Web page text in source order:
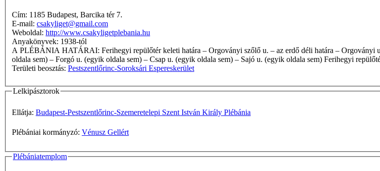
Cím: 1185 Budapest, Barcika tér 7.
E-mail: csakyliget@gmail.com
Weboldal: http://www.csakyligetplebania.hu
Anyakönyvek: 1938-tól
A PLÉBÁNIA HATÁRAI: Ferihegyi repülőtér keleti határa – Orgoványi szőlő u. – az erdő déli határa – Orgoványi u. (egyik oldala sem) – Baross u. (egyik oldala sem) – Csévéző út – Gyömrői út (egyik
oldala sem) – Forgó u. (egyik oldala sem) – Csap u. (egyik oldala sem) – Sajó u. (egyik oldala sem) Ferihegyi
Területi beosztás: Pestszentlőrinc-Soroksári Espereskerület
Lelkipásztorok
Ellátja: Budapest-Pestszentlőrinc-Szemeretelepi Szent István Király Plébánia
Plébániai kormányzó: Vénusz Gellért
Plébániatemplom